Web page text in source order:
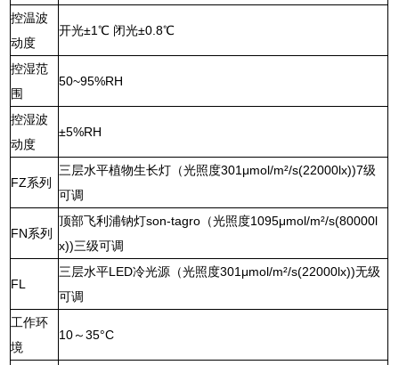
控温波
动度
开光±1℃ 闭光±0.8℃
控湿范
围
50~95%RH
控湿波
动度
±5%RH
FZ系列
三层水平植物生长灯（光照度301μmol/m²/s(22000lx))7级
可调
FN系列
顶部飞利浦钠灯son-tagro（光照度1095μmol/m²/s(80000l
x))三级可调
FL
三层水平LED冷光源（光照度301μmol/m²/s(22000lx))无级
可调
工作环
境
10～35°C